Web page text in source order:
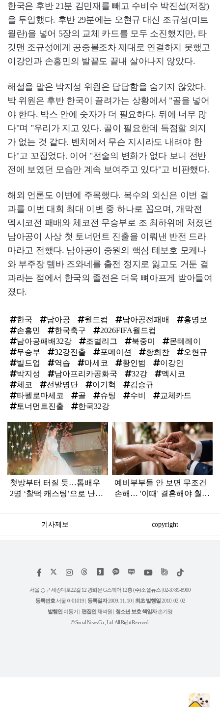
한국은 후반 21분 김민재를 빼고 수비수 박진섭(저장)
을 투입했다. 후반 29분에는 오현규 대신 조규성(미트
윌란)을 넣어 5장의 교체 카드를 모두 소진했지만, 타
깃맨 조규성에게 공중볼조차 제대로 연결하지 못했고
이강인과 손흥민의 발끝도 끝내 살아나지 않았다.
해설을 맡은 박지성 위원은 답답함을 숨기지 않았다.
박 위원은 후반 한국이 끌려가는 상황에서 "골을 넣어
야 한다. 박스 안에 숫자가 더 필요하다. 뒤에 너무 많
다"며 "우리가 지고 있다. 골이 필요한데 득점할 의지
가 없는 것 같다. 벤치에서 무슨 지시라도 내려야 한
다"고 꼬집었다. 이어 "전술의 변화가 없다 보니 전반
전에 보였던 모습만 계속 보여주고 있다"고 비판했다.
해외 언론도 이변에 주목했다. 복수의 외신은 이번 결
과를 이번 대회 최대 이변 중 하나로 꼽으며, 개막전
멕시코전 패배와 체코전 무승부로 조 최하위에 처졌던
남아공이 사상 첫 토너먼트 진출을 이뤄낸 반전 드라
마라고 전했다. 남아공이 중원의 핵심 테보호 모케나
와 부주장 템바 즈와네를 출전 정지로 잃고도 거둔 결
과라는 점에서 한국의 졸전은 더욱 뼈아프게 받아들여
졌다.
한국 남아공 월드컵 남아공전패배
홍명보
손흥민
한국축구
2026FIFA월드컵
남아공패배32강
조별리그 북중미
몬테레이
무승부
32강진출 포메이션 황희찬
오현규
빌드업
역습 마세코 황인범
이강인
박지성
남아프리카공화국 32강
멕시코
체코
선발명단 이기혁
김승규
타펠로마세코
골 슈팅 수비
교체카드
토너먼트진출
한국32강
탑
라
인
첫방부터 터질 듯…톱배우
2명 ‘찰떡 캐스팅’으로 난리
예비부부들 안 보면 무조건
손해… '이때' 결혼해야 훨씬
기사제보 copyright
페
스
인
타
램
위
트
유
튜
틱
서울 중구 세종대로22길 12 광화문 G스퀘어 12층 (주)소셜뉴스 | 02-3789-8900
등록번호서울 아01019 | 등록일자2009. 11. 10 | 최초 발행일 2010. 02. 02
발행인 이동기 | 편집인채석원 | 청소년 보호 책임자손기영
© Social News Co., Ltd. All Right Reserved.